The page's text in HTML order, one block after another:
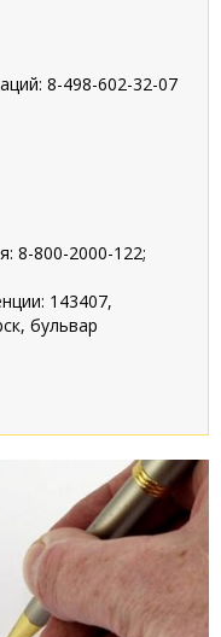
8-498-602-32-07
8-800-2000-122;
143407,
бульвар